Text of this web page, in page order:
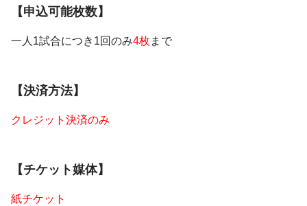
【申込可能枚数】
一人1試合につき1回のみ4枚 まで
【決済方法】
クレジット決済のみ
【チケット媒体】
紙チケット